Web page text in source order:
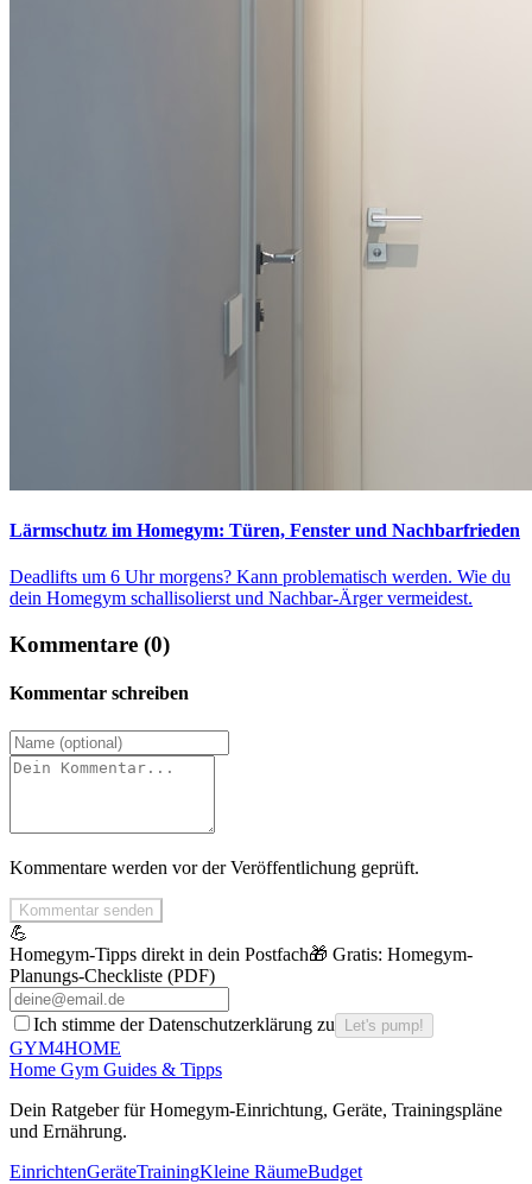
Lärmschutz im Homegym: Türen, Fenster und Nachbarfrieden
Deadlifts um 6 Uhr morgens? Kann problematisch werden. Wie du
dein Homegym schallisolierst und Nachbar-Ärger vermeidest.
Kommentare (0)
Kommentar schreiben
Kommentare werden vor der Veröffentlichung geprüft.
Kommentar senden
💪
Homegym-Tipps direkt in dein Postfach🎁 Gratis: Homegym-
Planungs-Checkliste (PDF)
Ich stimme der Datenschutzerklärung zu Let's pump!
GYM4HOME
Home Gym Guides & Tipps
Dein Ratgeber für Homegym-Einrichtung, Geräte, Trainingspläne
und Ernährung.
EinrichtenGeräteTrainingKleine RäumeBudget